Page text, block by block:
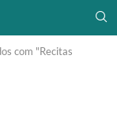
com "Recitas